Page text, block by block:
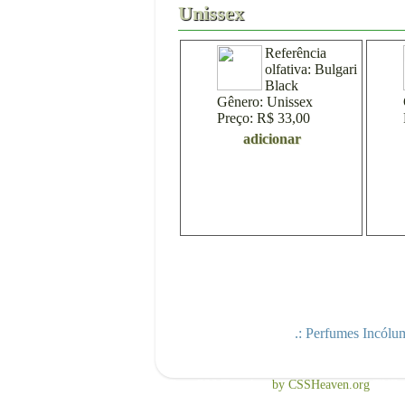
Unissex
Referência
olfativa: Bulgari
Black
Gênero: Unissex
Preço: R$ 33,00
adicionar
.: Perfumes
by CSSHeaven.org